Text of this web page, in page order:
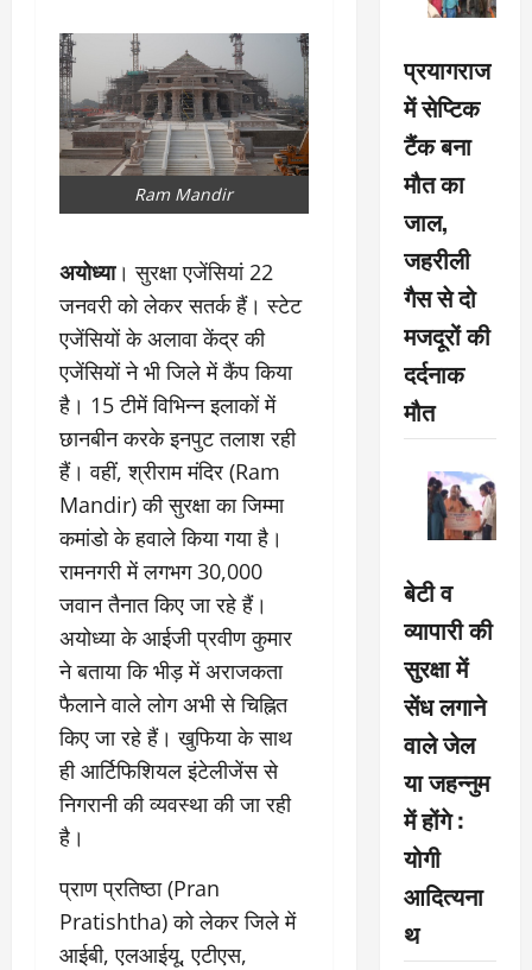
Ram Mandir
अयोध्या। सुरक्षा एजेंसियां 22
जनवरी को लेकर सतर्क हैं। स्टेट
एजेंसियों के अलावा केंद्र की
एजेंसियों ने भी जिले में कैंप किया
है। 15 टीमें विभिन्न इलाकों में
छानबीन करके इनपुट तलाश रही
हैं। वहीं, श्रीराम मंदिर (Ram
Mandir) की सुरक्षा का जिम्मा
कमांडो के हवाले किया गया है।
रामनगरी में लगभग 30,000
जवान तैनात किए जा रहे हैं।
अयोध्या के आईजी प्रवीण कुमार
ने बताया कि भीड़ में अराजकता
फैलाने वाले लोग अभी से चिह्नित
किए जा रहे हैं। खुफिया के साथ
ही आर्टिफिशियल इंटेलीजेंस से
निगरानी की व्यवस्था की जा रही
है।
प्राण प्रतिष्ठा (Pran
Pratishtha) को लेकर जिले में
आईबी, एलआईयू, एटीएस,
प्रयागराज
में सेप्टिक
टैंक बना
मौत का
जाल,
जहरीली
गैस से दो
मजदूरों की
दर्दनाक
मौत
बेटी व
व्यापारी की
सुरक्षा में
सेंध लगाने
वाले जेल
या जहन्नुम
में होंगे :
योगी
आदित्यना
थ